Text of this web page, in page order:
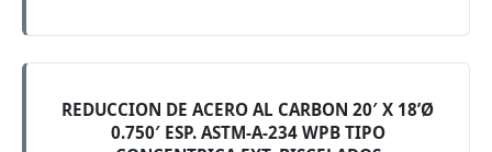
REDUCCION DE ACERO AL CARBON 20′ X 18’Ø
0.750′ ESP. ASTM-A-234 WPB TIPO